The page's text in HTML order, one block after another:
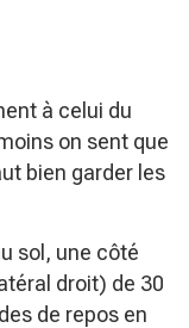
à celui du
on sent que
bien garder les
sol, une côté
droit) de 30
de repos en